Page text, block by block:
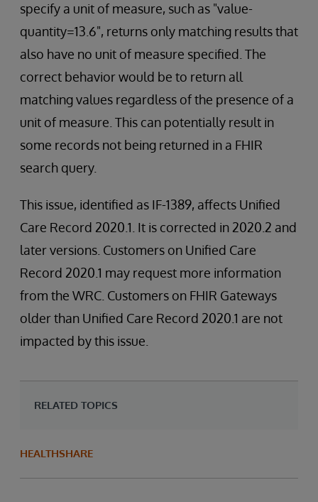
specify a unit of measure, such as "value-
quantity=13.6", returns only matching results that
also have no unit of measure specified. The
correct behavior would be to return all
matching values regardless of the presence of a
unit of measure. This can potentially result in
some records not being returned in a FHIR
search query.
This issue, identified as IF-1389, affects Unified
Care Record 2020.1. It is corrected in 2020.2 and
later versions. Customers on Unified Care
Record 2020.1 may request more information
from the WRC. Customers on FHIR Gateways
older than Unified Care Record 2020.1 are not
impacted by this issue.
RELATED TOPICS
HEALTHSHARE